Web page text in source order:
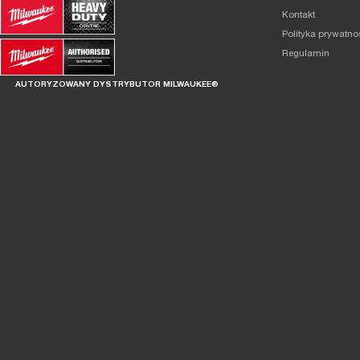
AUTORYZOWANY DYSTRYBUTOR MILWAUKEE®
Kontakt
Polityka
Regulamin